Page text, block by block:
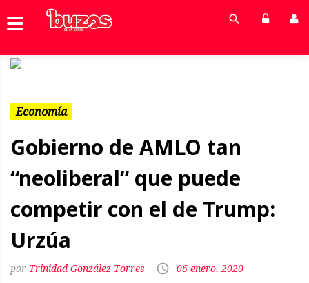
Economía
Gobierno de AMLO tan
“neoliberal” que puede
competir con el de Trump:
Urzúa
Trinidad González Torres 06 enero, 2020